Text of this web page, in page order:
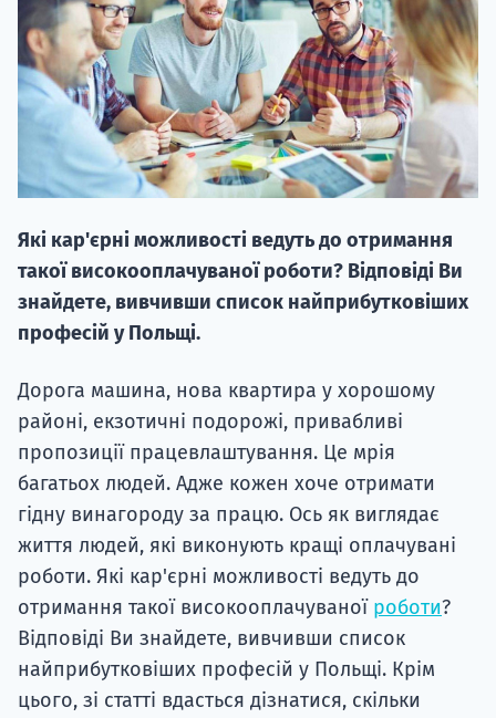
Які кар'єрні можливості ведуть до отримання
такої високооплачуваної роботи? Відповіді Ви
знайдете, вивчивши список найприбутковіших
професій у Польщі.
Дорога машина, нова квартира у хорошому
районі, екзотичні подорожі, привабливі
пропозиції працевлаштування. Це мрія
багатьох людей. Адже кожен хоче отримати
гідну винагороду за працю. Ось як виглядає
життя людей, які виконують кращі оплачувані
роботи. Які кар'єрні можливості ведуть до
отримання такої високооплачуваної роботи?
Відповіді Ви знайдете, вивчивши список
найприбутковіших професій у Польщі. Крім
цього, зі статті вдасться дізнатися, скільки
20.09
"Навчання
НАБІР